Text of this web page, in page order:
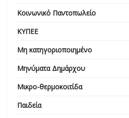
Κοινωνικό Παντοπωλείο
ΚΥΠΕΕ
Μη κατηγοριοποιημένο
Μηνύματα Δημάρχου
Μικρο-θερμοκοιτίδα
Παιδεία